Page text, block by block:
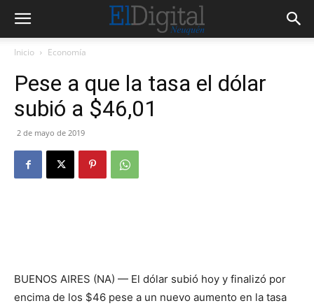
Inicio Economía
Pese a que la tasa el dólar
subió a $46,01
2 de mayo de 2019
BUENOS AIRES (NA) — El dólar subió hoy y finalizó por
encima de los $46 pese a un nuevo aumento en la tasa